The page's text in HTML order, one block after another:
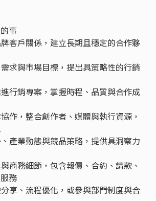
事
客戶關係，建立長期且穩定的合作夥
求與市場目標，提出具策略性的行銷
行銷專案，掌握時程、品質與合作成
作，整合創作者、媒體與執行資源，
產業動態與競品策略，提供具洞察力
商務細節，包含報價、合約、請款、
務
享、流程優化，或參與部門制度與合